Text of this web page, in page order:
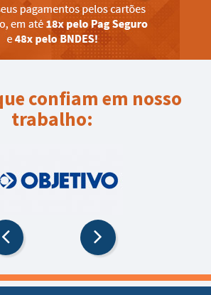
confiam em nosso
trabalho: